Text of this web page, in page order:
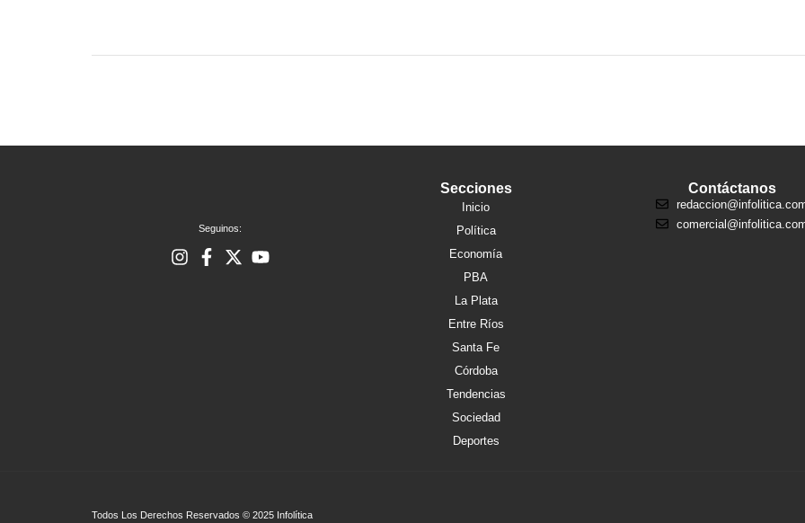
Seguinos:
Secciones
Inicio
Política
Economía
PBA
La Plata
Entre Ríos
Santa Fe
Córdoba
Tendencias
Sociedad
Deportes
Contáctanos
Todos Los Derechos Reservados © 2025 Infolítica